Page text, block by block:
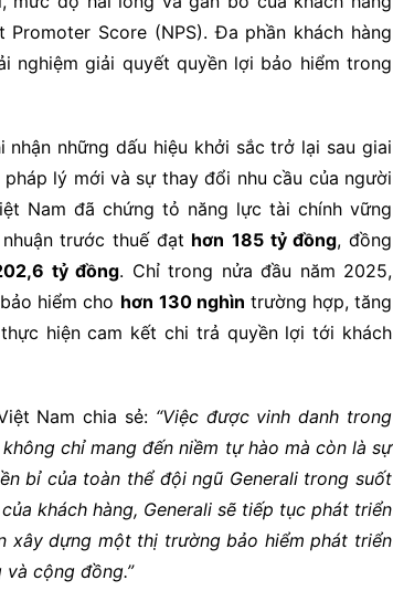
Score (NPS). Đa phần khách hàng
nghiệm giải quyết quyền lợi bảo hiểm trong
những dấu hiệu khởi sắc trở lại sau giai
lý mới và sự thay đổi nhu cầu của người
Nam đã chứng tỏ năng lực tài chính vững
trước thuế đạt hơn 185 tỷ đồng, đồng
tỷ đồng. Chỉ trong nửa đầu năm 2025,
hiểm cho hơn 130 nghìn trường hợp, tăng
hiện cam kết chi trả quyền lợi tới khách
Nam chia sẻ: “Việc được vinh danh trong
chỉ mang đến niềm tự hào mà còn là sự
bỉ của toàn thể đội ngũ Generali trong suốt
khách hàng, Generali sẽ tiếp tục phát triển
xây dựng một thị trường bảo hiểm phát triển
cộng đồng.”